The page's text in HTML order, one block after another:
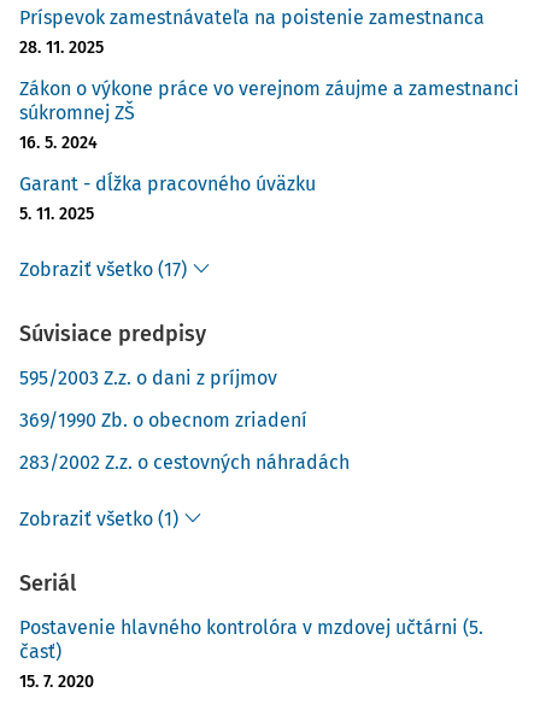
Príspevok zamestnávateľa na poistenie zamestnanca
28. 11. 2025
Zákon o výkone práce vo verejnom záujme a zamestnanci
súkromnej ZŠ
16. 5. 2024
Garant - dĺžka pracovného úväzku
5. 11. 2025
Zobraziť všetko (17)
Súvisiace predpisy
595/2003 Z.z. o dani z príjmov
369/1990 Zb. o obecnom zriadení
283/2002 Z.z. o cestovných náhradách
Zobraziť všetko (1)
Seriál
Postavenie hlavného kontrolóra v mzdovej učtárni (5.
časť)
15. 7. 2020